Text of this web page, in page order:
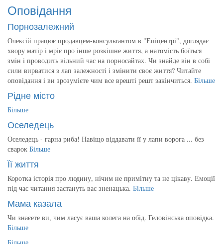
Оповідання
Порнозалежний
Олексій працює продавцем-консультантом в "Епіцентрі", доглядає
хвору матір і мріє про інше розкішне життя, а натомість боїться
змін і проводить вільний час на порносайтах. Чи знайде він в собі
сили вирватися з лап залежності і змінити своє життя? Читайте
оповідання і ви зрозумієте чим все врешті решт закінчиться. Більше
Рідне місто
Більше
Оселедець
Оселедець - гарна риба! Навіщо віддавати її у лапи ворога ... без
сварок Більше
Її життя
Коротка історія про людину, нічим не примітну та не цікаву. Емоції
під час читання застануть вас зненацька. Більше
Мама казала
Чи знаєете ви, чим ласує ваша колега на обід. Геловінська оповідка.
Більше
Більше